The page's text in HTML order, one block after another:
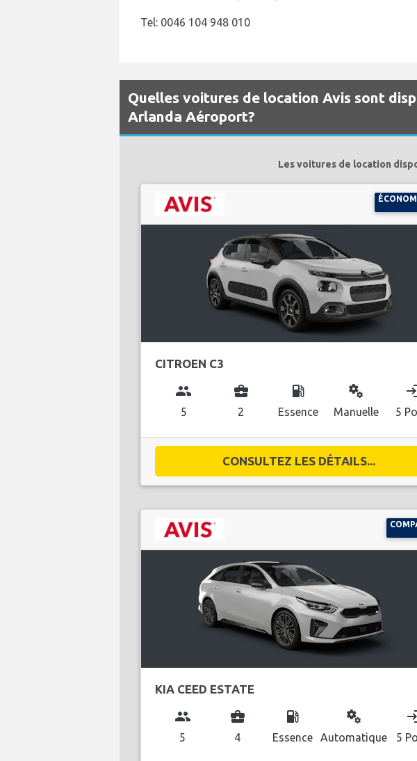
Tel: 0046 104 948 010
Quelles voitures de location Avis sont
Arlanda Aéroport?
Les voitures de location
CITROEN C3
group
5
business_center
2
local_gas_station
Essence
miscellaneous_services
Manuelle 5
CONSULTEZ LES DÉTAILS...
KIA CEED ESTATE
group
5
business_center
4
local_gas_station
Essence
miscellaneous_services
Automatique 5